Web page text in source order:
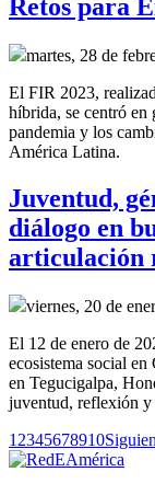
Retos para
martes, 28 de
El FIR 2023,
híbrida, se centró en
pandemia y los
América Latina.
Juventud,
diálogo en
articulación
viernes, 20 de
El 12 de enero de
ecosistema social
en Tegucigalpa,
juventud, reflexión y
1 2345678910